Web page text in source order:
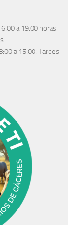
a 19:00 horas
a 15:00. Tardes